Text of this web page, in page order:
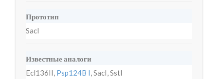
Прототип
SacI
Известные аналоги
Ecl136II, Psp124B I, SacI, SstI